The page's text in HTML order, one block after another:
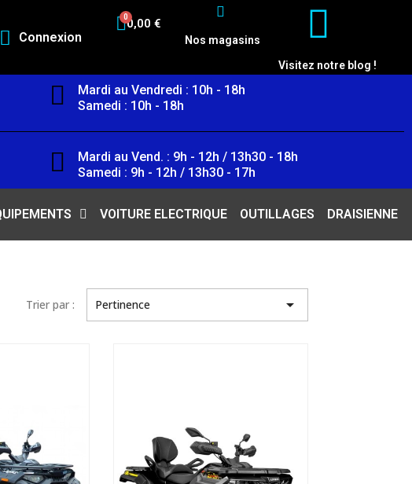
Connexion
0,00 €
Nos magasins
Visitez notre blog !
Mardi au Vendredi : 10h - 18h
Samedi : 10h - 18h
Mardi au Vend. : 9h - 12h / 13h30 - 18h
Samedi : 9h - 12h / 13h30 - 17h
VOITURE ELECTRIQUE OUTILLAGES DRAISIENNE
Trier par : Pertinence 